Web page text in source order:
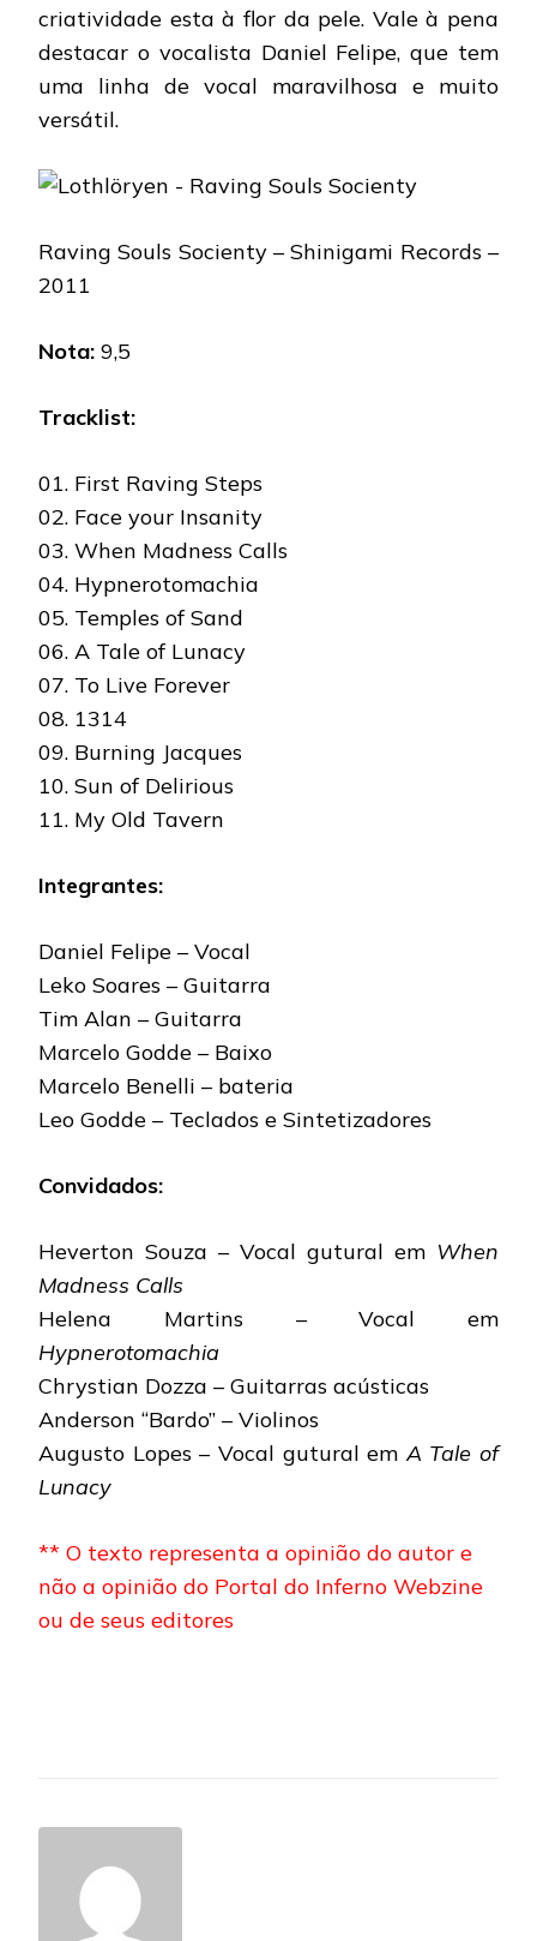
criatividade esta à flor da pele. Vale à pena
destacar o vocalista Daniel Felipe, que tem
uma linha de vocal maravilhosa e muito
versátil.
Raving Souls Socienty – Shinigami Records –
2011
Nota: 9,5
Tracklist:
01. First Raving Steps
02. Face your Insanity
03. When Madness Calls
04. Hypnerotomachia
05. Temples of Sand
06. A Tale of Lunacy
07. To Live Forever
08. 1314
09. Burning Jacques
10. Sun of Delirious
11. My Old Tavern
Integrantes:
Daniel Felipe – Vocal
Leko Soares – Guitarra
Tim Alan – Guitarra
Marcelo Godde – Baixo
Marcelo Benelli – bateria
Leo Godde – Teclados e Sintetizadores
Convidados:
Heverton Souza – Vocal gutural em When
Madness Calls
Helena Martins – Vocal em
Hypnerotomachia
Chrystian Dozza – Guitarras acústicas
Anderson “Bardo” – Violinos
Augusto Lopes – Vocal gutural emA Tale of
Lunacy
** O texto representa a opinião do autor e
não a opinião do Portal do Inferno Webzine
ou de seus editores